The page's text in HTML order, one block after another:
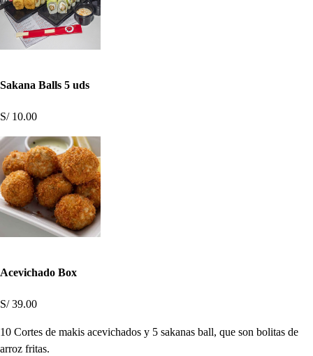
Sakana Balls 5 uds
S/ 10.00
Acevichado Box
S/ 39.00
10 Cortes de makis acevichados y 5 sakanas ball, que son bolitas de
arroz fritas.